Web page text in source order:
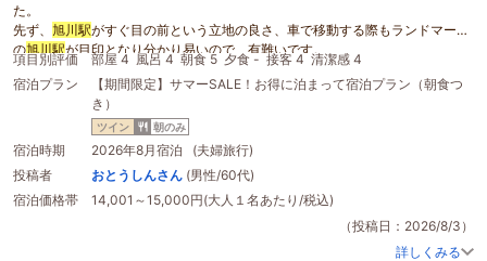
た。
先ず、 旭川駅がすぐ目の前という立地の良さ、車で移動する際もランドマーク
の旭川駅が目印となり分かり易いので、有難いです。
駐車場は、建物と一体となった立体駐車場の為、天候に左右されず安心して出
し入れが出来ます。また、係の方がとても親切で気持良く迎えて頂けました。
ロビーは3Fですが、エレベーターは複数あるので待ち時間は短い方です。
部屋はビジネスホテルですが、必要ものは部屋に備わっています。
照明が若干暗いかもしれませんが、特に不自由さを感じたことは有りません。
最上階の大浴場は、チェックインして直ぐ、就寝前、起床後と3回利用しまし
たが、手足を伸ばしてユッタリと湯に浸かれるので、とても気に入ってます。
入口はルームキーで管理されており、脱衣場にはセーフティーボックスも有る
朝食は、夏の繁忙期という事も有り、通常よりも早めのオープンとなっていま
項目別評価 部屋 4 風呂 4 朝食 5 夕食 - 接客 4 清潔感 4
宿泊プラン
【期間限定】サマーSALE！お得に泊まって宿泊プラン（朝食つ
き）
ツイン 朝のみ
宿泊時期
2026年8月宿泊 (夫婦旅行)
投稿者
おとうしんさん (男性/60代)
宿泊価格帯
14,001～15,000円(大人１名あたり/税込)
（投稿日：2026/8/3）
詳しくみる